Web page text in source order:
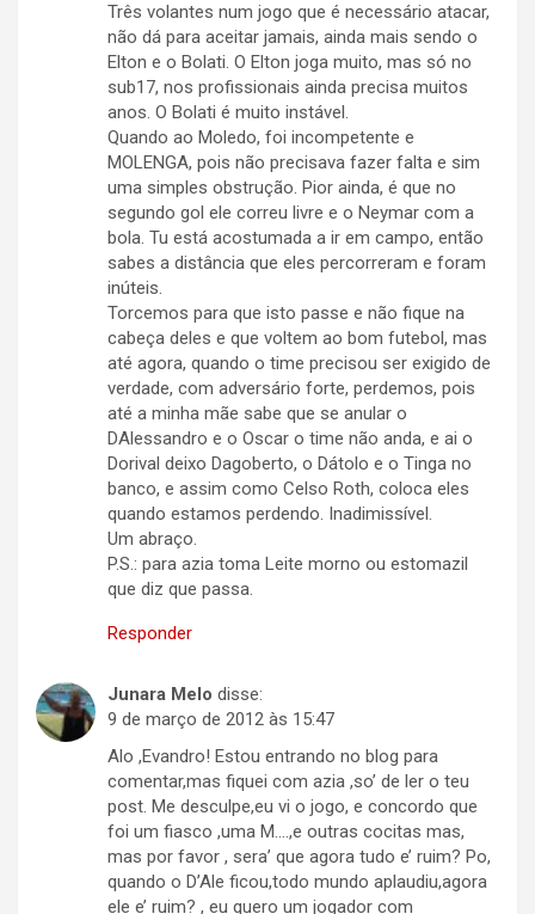
Três volantes num jogo que é necessário atacar,
não dá para aceitar jamais, ainda mais sendo o
Elton e o Bolati. O Elton joga muito, mas só no
sub17, nos profissionais ainda precisa muitos
anos. O Bolati é muito instável.
Quando ao Moledo, foi incompetente e
MOLENGA, pois não precisava fazer falta e sim
uma simples obstrução. Pior ainda, é que no
segundo gol ele correu livre e o Neymar com a
bola. Tu está acostumada a ir em campo, então
sabes a distância que eles percorreram e foram
inúteis.
Torcemos para que isto passe e não fique na
cabeça deles e que voltem ao bom futebol, mas
até agora, quando o time precisou ser exigido de
verdade, com adversário forte, perdemos, pois
até a minha mãe sabe que se anular o
DAlessandro e o Oscar o time não anda, e ai o
Dorival deixo Dagoberto, o Dátolo e o Tinga no
banco, e assim como Celso Roth, coloca eles
quando estamos perdendo. Inadimissível.
Um abraço.
P.S.: para azia toma Leite morno ou estomazil
que diz que passa.
Responder
Junara Melo disse:
9 de março de 2012 às 15:47
Alo ,Evandro! Estou entrando no blog para
comentar,mas fiquei com azia ,so’ de ler o teu
post. Me desculpe,eu vi o jogo, e concordo que
foi um fiasco ,uma M….,e outras cocitas mas,
mas por favor , sera’ que agora tudo e’ ruim? Po,
quando o D’Ale ficou,todo mundo aplaudiu,agora
ele e’ ruim? , eu quero um jogador com